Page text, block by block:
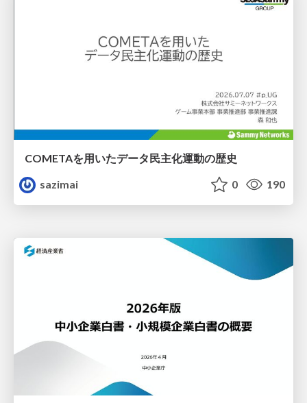
COMETAを用いたデータ民主化運動の歴史
sazimai
0 190